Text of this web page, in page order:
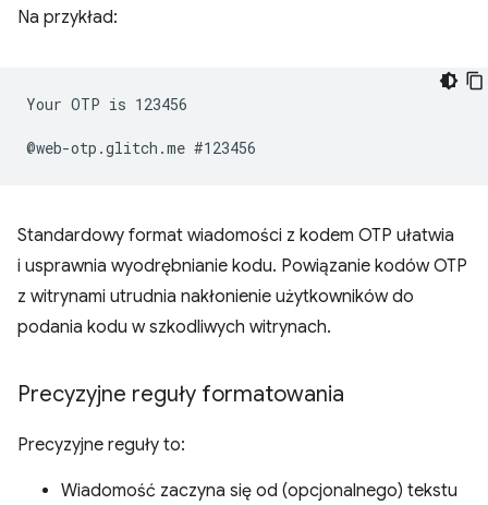
Na przykład:
Your OTP is 123456
Standardowy format wiadomości z kodem OTP ułatwia
i usprawnia wyodrębnianie kodu. Powiązanie kodów OTP
z witrynami utrudnia nakłonienie użytkowników do
podania kodu w szkodliwych witrynach.
Precyzyjne reguły formatowania
Precyzyjne reguły to:
Wiadomość zaczyna się od (opcjonalnego) tekstu